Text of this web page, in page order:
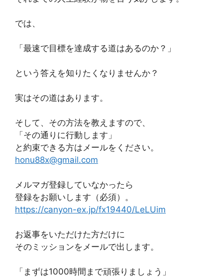
では、
「最速で目標を達成する道はあるのか？」
という答えを知りたくなりませんか？
実はその道はあります。
そして、その方法を教えますので、
「その通りに行動します」
と約束できる方はメールをください。
honu88x@gmail.com
メルマガ登録していなかったら
登録をお願いします（必須）。
https://canyon-ex.jp/fx19440/LeLUim
お返事をいただけた方だけに
そのミッションをメールで出します。
「まずは1000時間まで頑張りましょう」